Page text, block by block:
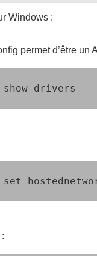
Windows :
permet d’être un
drivers